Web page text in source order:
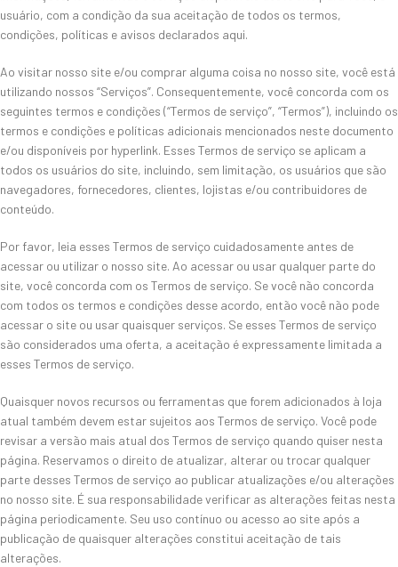
usuário, com a condição da sua aceitação de todos os termos,
condições, políticas e avisos declarados aqui.
Ao visitar nosso site e/ou comprar alguma coisa no nosso site, você está
utilizando nossos “Serviços”. Consequentemente, você concorda com os
seguintes termos e condições (“Termos de serviço”, “Termos”), incluindo os
termos e condições e políticas adicionais mencionados neste documento
e/ou disponíveis por hyperlink. Esses Termos de serviço se aplicam a
todos os usuários do site, incluindo, sem limitação, os usuários que são
navegadores, fornecedores, clientes, lojistas e/ou contribuidores de
conteúdo.
Por favor, leia esses Termos de serviço cuidadosamente antes de
acessar ou utilizar o nosso site. Ao acessar ou usar qualquer parte do
site, você concorda com os Termos de serviço. Se você não concorda
com todos os termos e condições desse acordo, então você não pode
acessar o site ou usar quaisquer serviços. Se esses Termos de serviço
são considerados uma oferta, a aceitação é expressamente limitada a
esses Termos de serviço.
Quaisquer novos recursos ou ferramentas que forem adicionados à loja
atual também devem estar sujeitos aos Termos de serviço. Você pode
revisar a versão mais atual dos Termos de serviço quando quiser nesta
página. Reservamos o direito de atualizar, alterar ou trocar qualquer
parte desses Termos de serviço ao publicar atualizações e/ou alterações
no nosso site. É sua responsabilidade verificar as alterações feitas nesta
página periodicamente. Seu uso contínuo ou acesso ao site após a
publicação de quaisquer alterações constitui aceitação de tais
alterações.